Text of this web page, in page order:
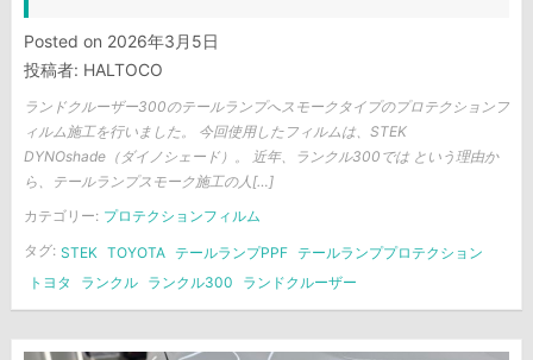
Posted on 2026年3月5日
投稿者: HALTOCO
ランドクルーザー300のテールランプへスモークタイプのプロテクションフ
ィルム施工を行いました。 今回使用したフィルムは、STEK
DYNOshade（ダイノシェード）。 近年、ランクル300では という理由か
ら、テールランプスモーク施工の人[…]
カテゴリー: プロテクションフィルム
タグ: STEK TOYOTA テールランプPPF
テールランププロテクション
トヨタ
ランクル ランクル300 ランドクルーザー